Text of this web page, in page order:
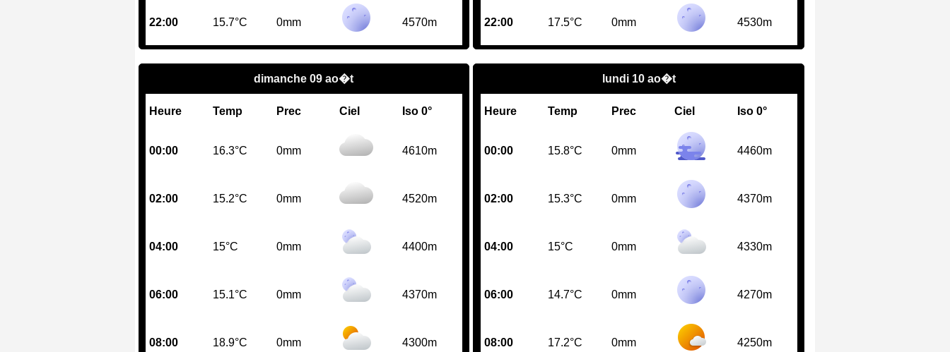
22:00 15.7°C 0mm 4570m 22:00 17.5°C 0mm 4530m
dimanche 09 ao�t
Heure Temp Prec Ciel Iso 0°
00:00 16.3°C 0mm 4610m
02:00 15.2°C 0mm 4520m
04:00 15°C 0mm 4400m
06:00 15.1°C 0mm 4370m
08:00 18.9°C 0mm 4300m
lundi 10 ao�t
Heure Temp Prec Ciel Iso 0°
00:00 15.8°C 0mm 4460m
02:00 15.3°C 0mm 4370m
04:00 15°C 0mm 4330m
06:00 14.7°C 0mm 4270m
08:00 17.2°C 0mm 4250m